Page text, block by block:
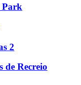
Park
2
de Recreio